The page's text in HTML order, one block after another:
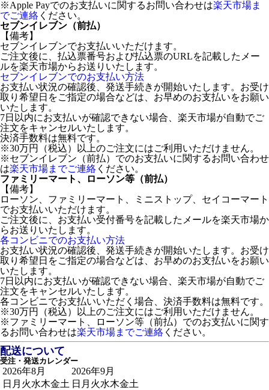
※Apple Payでのお支払いに関するお問い合わせは楽天市場ま
でご連絡 ください。
セブンイレブン（前払）
【備考】
セブンイレブンでお支払いいただけます。
ご注文後に、払込票番号および払込票のURLを記載したメー
ルを楽天市場からお送りいたします。
セブンイレブンでのお支払い方法
お支払い状況の確認後、発送手続きが開始いたします。お受け
取り希望日をご指定の場合などは、お早めのお支払いをお願い
いたします。
7日以内にお支払いが確認できない場合、楽天市場が自動でご
注文をキャンセルいたします。
決済手数料は無料です。
※30万円（税込）以上のご注文にはご利用いただけません。
※セブンイレブン（前払）でのお支払いに関するお問い合わせ
は楽天市場までご連絡 ください。
ファミリーマート、ローソン等（前払）
【備考】
ローソン、ファミリーマート、ミニストップ、セイコーマート
でお支払いいただけます。
ご注文後に、お支払い受付番号を記載したメールを楽天市場か
らお送りいたします。
各コンビニでのお支払い方法
お支払い状況の確認後、発送手続きが開始いたします。お受け
取り希望日をご指定の場合などは、お早めのお支払いをお願い
いたします。
7日以内にお支払いが確認できない場合、楽天市場が自動でご
注文をキャンセルいたします。
各コンビニでお支払いいただく場合、決済手数料は無料です。
※30万円（税込）以上のご注文にはご利用いただけません。
※ファミリーマート、ローソン等（前払）でのお支払いに関す
るお問い合わせは楽天市場までご連絡 ください。
配送について
受注・発送カレンダー
2026年8月
日 月 火水木金土
2026年9月
日 月 火水木金土